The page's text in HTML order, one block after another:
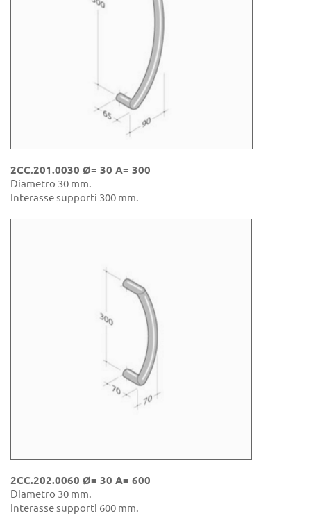
2CC.201.0030 Ø= 30 A= 300
Diametro 30 mm.
Interasse supporti 300 mm.
2CC.202.0060 Ø= 30 A= 600
Diametro 30 mm.
Interasse supporti 600 mm.